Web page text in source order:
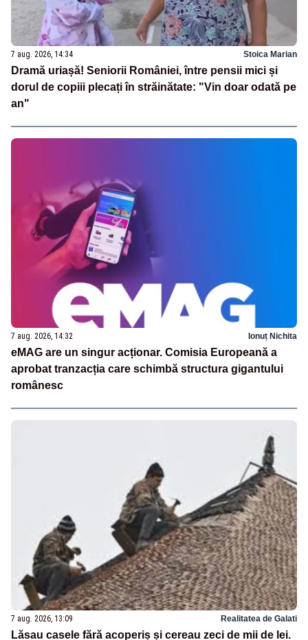
7 aug. 2026, 14:34 Stoica Marian
Dramă uriașă! Seniorii României, între pensii mici și
dorul de copiii plecați în străinătate: "Vin doar odată pe
an"
7 aug. 2026, 14:32 Ionuț Nichita
eMAG are un singur acționar. Comisia Europeană a
aprobat tranzacția care schimbă structura gigantului
românesc
7 aug. 2026, 13:09 Realitatea de Galati
Lăsau casele fără acoperiș și cereau zeci de mii de lei.